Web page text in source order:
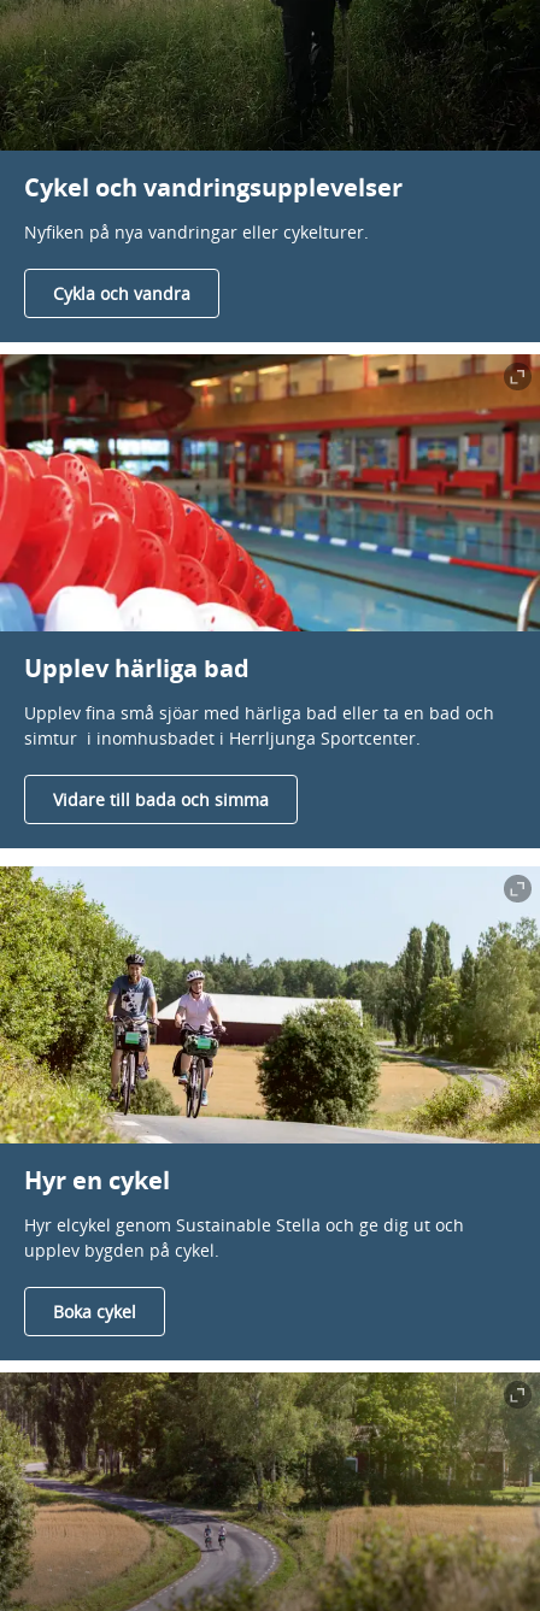
Cykel och vandringsupplevelser
Nyfiken på nya vandringar eller cykelturer.
Cykla och vandra
Upplev härliga bad
Upplev fina små sjöar med härliga bad eller ta en bad och
simtur i inomhusbadet i Herrljunga Sportcenter.
Vidare till bada och simma
Hyr en cykel
Hyr elcykel genom Sustainable Stella och ge dig ut och
upplev bygden på cykel.
Boka cykel